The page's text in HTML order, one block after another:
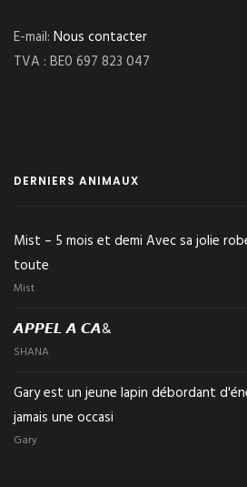
E-mail: Nous contacter
TVA : BE0 697 823 047
DERNIERS ANIMAUX
Mist – 5 mois et demi Avec sa jolie
toute
Mist
𝘼𝙋𝙋𝙀𝙇 𝘼 𝘾𝘼&
SHANA
Gary est un jeune lapin débordant
jamais une occasi
Gary